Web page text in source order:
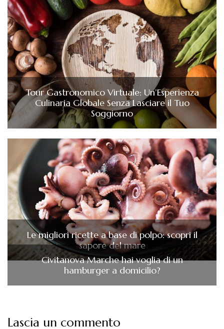
Tour Gastronomico Virtuale: Un’Esperienza
Culinaria Globale Senza Lasciare il Tuo
Soggiorno
Le migliori ricette a base di polpo: scopri il
sapore del mare
Civitanova Marche hai voglia di un
hamburger a domicilio?
Lascia un commento